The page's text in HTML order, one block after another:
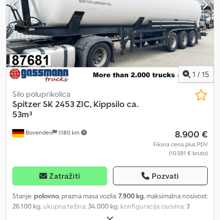
1 / 15
Bovenden 1.180 km
Silo poluprikolica
Spitzer SK 2453 ZIC, Kippsilo ca.
53m³
8.900 €
Fiksna cena plus PDV
(10.591 € bruto)
Zatražiti Pozvati
Stanje: polovno, prazna masa vozila:7.900 kg, maksimalna nosivost:
26.100 kg, ukupna težina: 34.000 kg, konfiguracija osovina: 3
12/1986, zapremina tovarnog prostora: